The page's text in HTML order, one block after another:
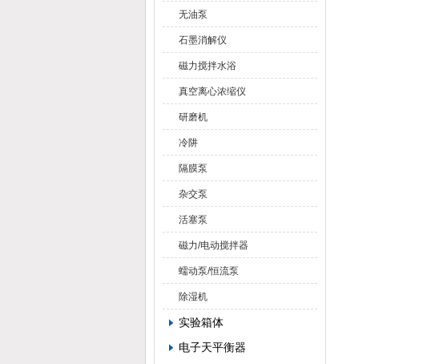
无油泵
石墨消解仪
磁力搅拌水浴
真空离心浓缩仪
研磨机
冷阱
隔膜泵
杂交泵
活塞泵
磁力/电动搅拌器
蠕动泵/恒流泵
除湿机
实验箱体
电子天平衡器